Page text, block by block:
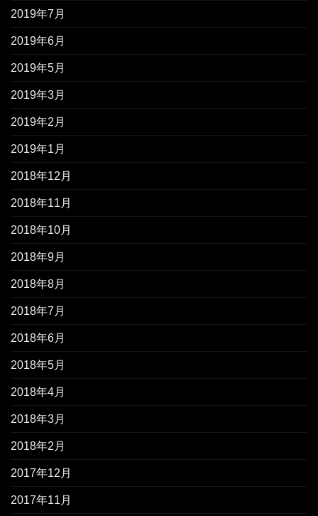
2019年7月
2019年6月
2019年5月
2019年3月
2019年2月
2019年1月
2018年12月
2018年11月
2018年10月
2018年9月
2018年8月
2018年7月
2018年6月
2018年5月
2018年4月
2018年3月
2018年2月
2017年12月
2017年11月